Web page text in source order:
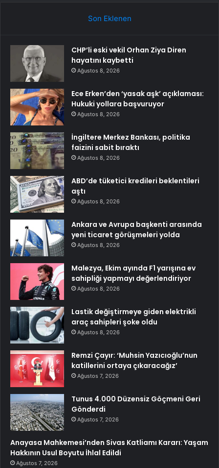
Son Eklenen
CHP’li eski vekil Orhan Ziya Diren
hayatını kaybetti
Ağustos 8, 2026
Ece Erken’den ‘yasak aşk’ açıklaması:
Hukuki yollara başvuruyor
Ağustos 8, 2026
İngiltere Merkez Bankası, politika
faizini sabit bıraktı
Ağustos 8, 2026
ABD’de tüketici kredileri beklentileri
aştı
Ağustos 8, 2026
Ankara ve Avrupa başkenti arasında
yeni ticaret görüşmeleri yolda
Ağustos 8, 2026
Malezya, Ekim ayında F1 yarışına ev
sahipliği yapmayı değerlendiriyor
Ağustos 8, 2026
Lastik değiştirmeye giden elektrikli
araç sahipleri şoke oldu
Ağustos 8, 2026
Remzi Çayır: ‘Muhsin Yazıcıoğlu’nun
katillerini ortaya çıkaracağız’
Ağustos 7, 2026
Tunus 4.000 Düzensiz Göçmeni Geri
Gönderdi
Ağustos 7, 2026
Anayasa Mahkemesi’nden Sivas Katliamı Kararı: Yaşam
Hakkının Usul Boyutu İhlal Edildi
Ağustos 7, 2026